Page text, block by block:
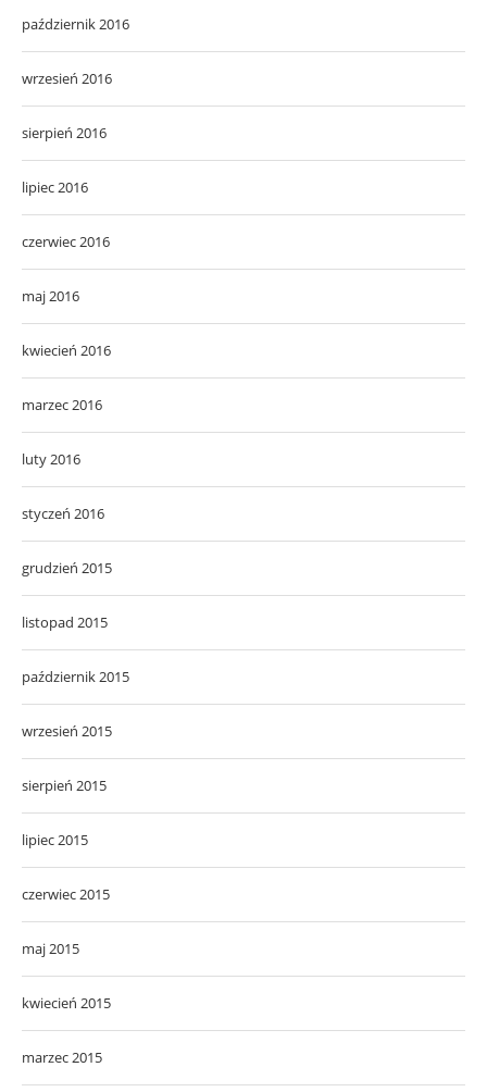
październik 2016
wrzesień 2016
sierpień 2016
lipiec 2016
czerwiec 2016
maj 2016
kwiecień 2016
marzec 2016
luty 2016
styczeń 2016
grudzień 2015
listopad 2015
październik 2015
wrzesień 2015
sierpień 2015
lipiec 2015
czerwiec 2015
maj 2015
kwiecień 2015
marzec 2015